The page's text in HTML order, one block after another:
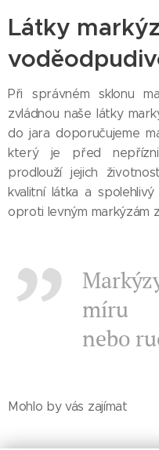
Látky
Při správném sklonu
zvládnou naše látky
do jara doporučujeme
který je před
prodlouží jejich
kvalitní látka a
oproti levným markýzám
míru
nebo
Mohlo by vás zajímat 👉🏻👉🏻